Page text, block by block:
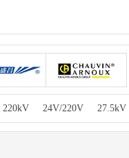
华盛昌/CEM
东川/DONGCHUAN
220kV 24V/220V 27.5kV